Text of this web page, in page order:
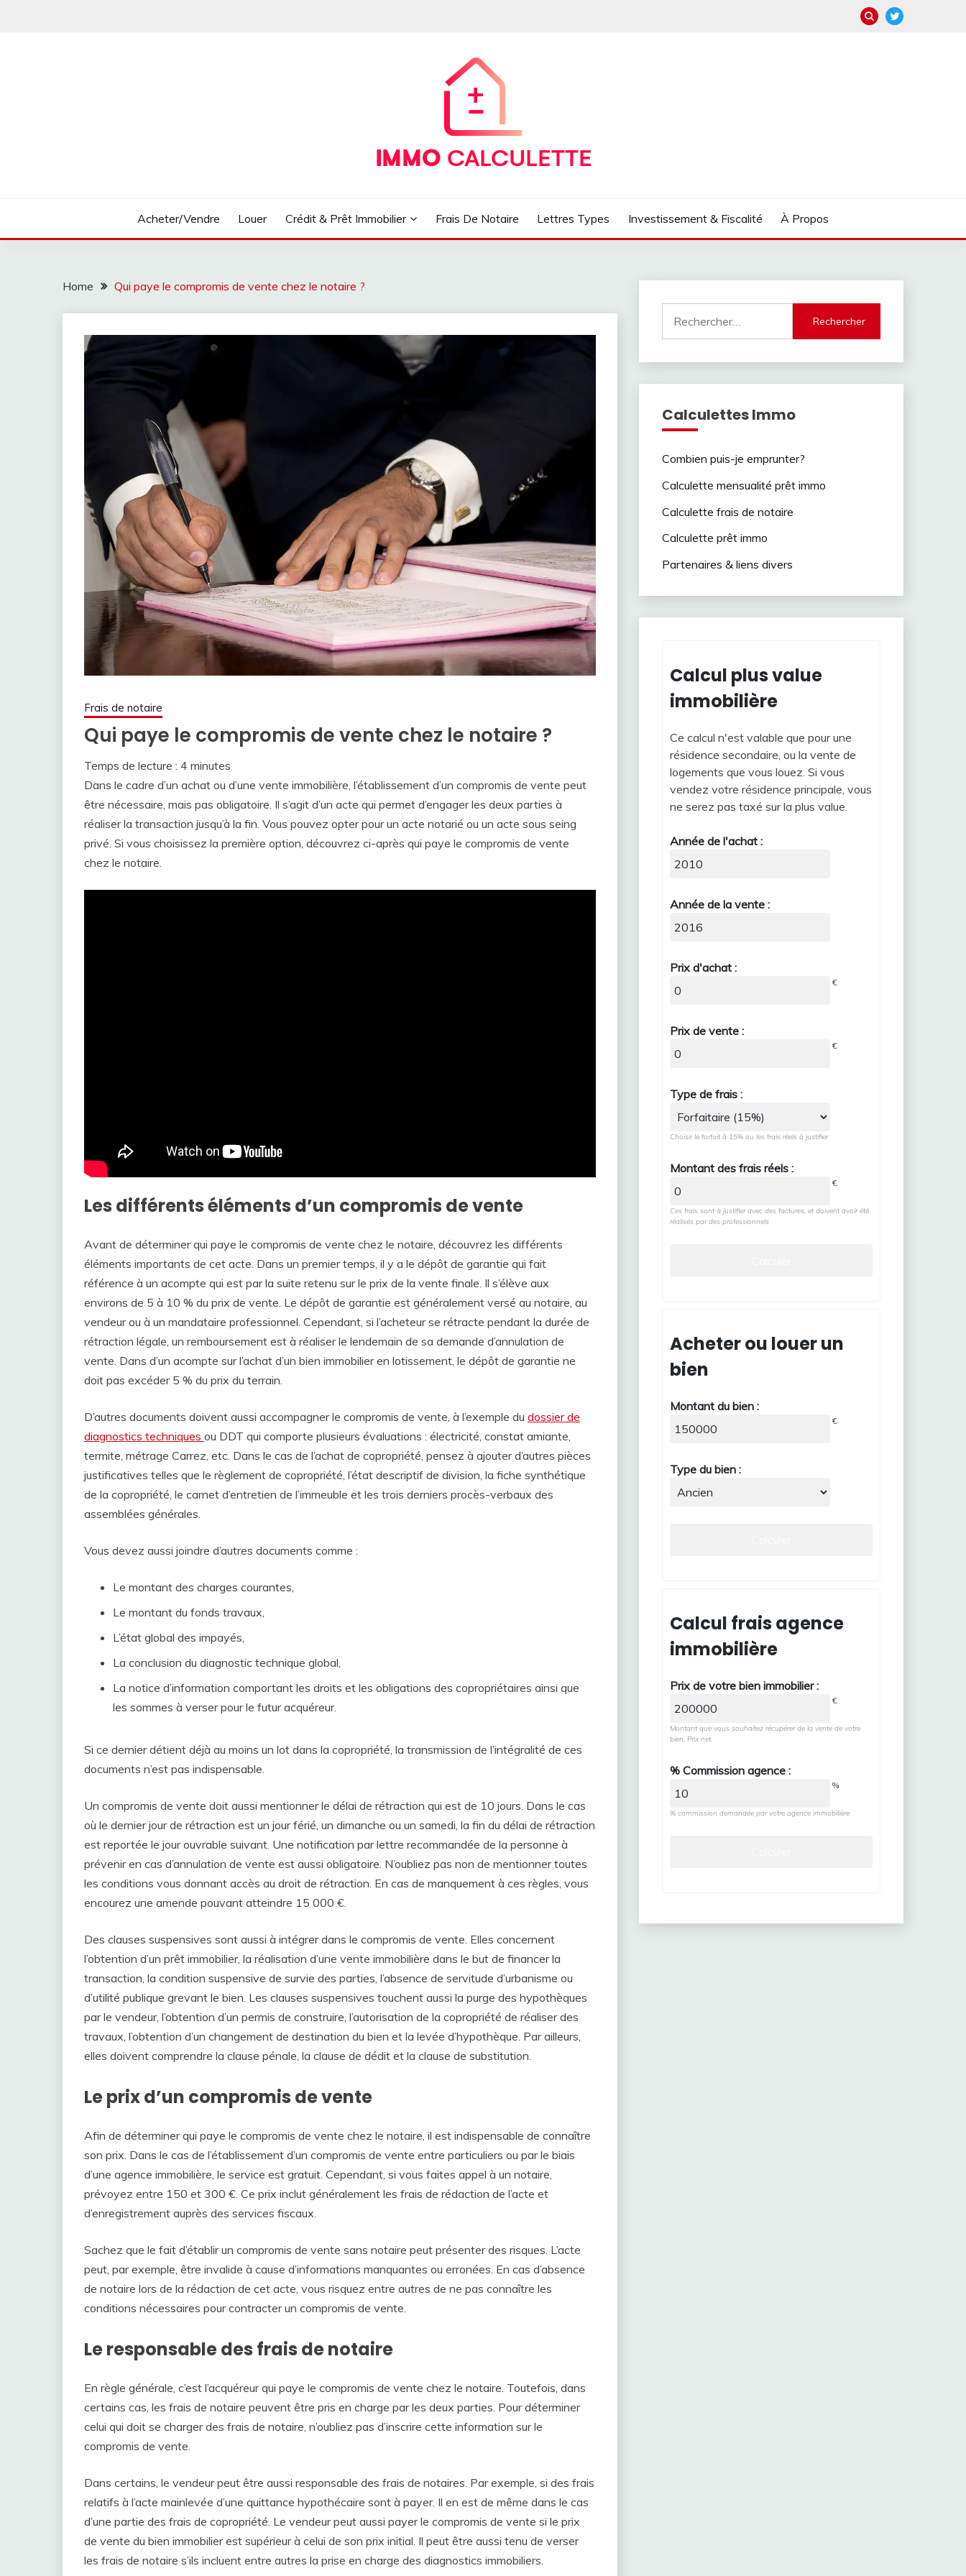
Acheter/Vendre Louer Crédit & Prêt Immobilier Frais De Notaire Lettres Types Investissement & Fiscalité À Propos
Home Qui paye le compromis de vente chez le notaire ?
Frais de notaire
Qui paye le compromis de vente chez le notaire ?
Temps de lecture : 4 minutes
Dans le cadre d’un achat ou d’une vente immobilière, l’établissement d’un compromis de vente peut
être nécessaire, mais pas obligatoire. Il s’agit d’un acte qui permet d’engager les deux parties à
réaliser la transaction jusqu’à la fin. Vous pouvez opter pour un acte notarié ou un acte sous seing
privé. Si vous choisissez la première option, découvrez ci-après qui paye le compromis de vente
chez le notaire.
Les différents éléments d’un compromis de vente
Avant de déterminer qui paye le compromis de vente chez le notaire, découvrez les différents
éléments importants de cet acte. Dans un premier temps, il y a le dépôt de garantie qui fait
référence à un acompte qui est par la suite retenu sur le prix de la vente finale. Il s’élève aux
environs de 5 à 10 % du prix de vente. Le dépôt de garantie est généralement versé au notaire, au
vendeur ou à un mandataire professionnel. Cependant, si l’acheteur se rétracte pendant la durée de
rétraction légale, un remboursement est à réaliser le lendemain de sa demande d’annulation de
vente. Dans d’un acompte sur l’achat d’un bien immobilier en lotissement, le dépôt de garantie ne
doit pas excéder 5 % du prix du terrain.
D’autres documents doivent aussi accompagner le compromis de vente, à l’exemple du dossier de
diagnostics techniques ou DDT qui comporte plusieurs évaluations : électricité, constat amiante,
termite, métrage Carrez, etc. Dans le cas de l’achat de copropriété, pensez à ajouter d’autres pièces
justificatives telles que le règlement de copropriété, l’état descriptif de division, la fiche synthétique
de la copropriété, le carnet d’entretien de l’immeuble et les trois derniers procès-verbaux des
assemblées générales.
Vous devez aussi joindre d’autres documents comme :
Le montant des charges courantes,
Le montant du fonds travaux,
L’état global des impayés,
La conclusion du diagnostic technique global,
La notice d’information comportant les droits et les obligations des copropriétaires ainsi que
les sommes à verser pour le futur acquéreur.
Si ce dernier détient déjà au moins un lot dans la copropriété, la transmission de l’intégralité de ces
documents n’est pas indispensable.
Un compromis de vente doit aussi mentionner le délai de rétraction qui est de 10 jours. Dans le cas
où le dernier jour de rétraction est un jour férié, un dimanche ou un samedi, la fin du délai de rétraction
est reportée le jour ouvrable suivant. Une notification par lettre recommandée de la personne à
prévenir en cas d’annulation de vente est aussi obligatoire. N’oubliez pas non de mentionner toutes
les conditions vous donnant accès au droit de rétraction. En cas de manquement à ces règles, vous
encourez une amende pouvant atteindre 15 000 €.
Des clauses suspensives sont aussi à intégrer dans le compromis de vente. Elles concernent
l’obtention d’un prêt immobilier, la réalisation d’une vente immobilière dans le but de financer la
transaction, la condition suspensive de survie des parties, l’absence de servitude d’urbanisme ou
d’utilité publique grevant le bien. Les clauses suspensives touchent aussi la purge des hypothèques
par le vendeur, l’obtention d’un permis de construire, l’autorisation de la copropriété de réaliser des
travaux, l’obtention d’un changement de destination du bien et la levée d’hypothèque. Par ailleurs,
elles doivent comprendre la clause pénale, la clause de dédit et la clause de substitution.
Le prix d’un compromis de vente
Afin de déterminer qui paye le compromis de vente chez le notaire, il est indispensable de connaître
son prix. Dans le cas de l’établissement d’un compromis de vente entre particuliers ou par le biais
d’une agence immobilière, le service est gratuit. Cependant, si vous faites appel à un notaire,
prévoyez entre 150 et 300 €. Ce prix inclut généralement les frais de rédaction de l’acte et
d’enregistrement auprès des services fiscaux.
Sachez que le fait d’établir un compromis de vente sans notaire peut présenter des risques. L’acte
peut, par exemple, être invalide à cause d’informations manquantes ou erronées. En cas d’absence
de notaire lors de la rédaction de cet acte, vous risquez entre autres de ne pas connaître les
conditions nécessaires pour contracter un compromis de vente.
Le responsable des frais de notaire
En règle générale, c’est l’acquéreur qui paye le compromis de vente chez le notaire. Toutefois, dans
certains cas, les frais de notaire peuvent être pris en charge par les deux parties. Pour déterminer
celui qui doit se charger des frais de notaire, n’oubliez pas d’inscrire cette information sur le
compromis de vente.
Dans certains, le vendeur peut être aussi responsable des frais de notaires. Par exemple, si des frais
relatifs à l’acte mainlevée d’une quittance hypothécaire sont à payer. Il en est de même dans le cas
d’une partie des frais de copropriété. Le vendeur peut aussi payer le compromis de vente si le prix
de vente du bien immobilier est supérieur à celui de son prix initial. Il peut être aussi tenu de verser
les frais de notaire s’ils incluent entre autres la prise en charge des diagnostics immobiliers.
Calculettes Immo
Combien puis-je emprunter?
Calculette mensualité prêt immo
Calculette frais de notaire
Calculette prêt immo
Partenaires & liens divers
Calcul plus value
immobilière
Ce calcul n'est valable que pour une
résidence secondaire, ou la vente de
logements que vous louez. Si vous
vendez votre résidence principale, vous
ne serez pas taxé sur la plus value.
Année de l'achat :
Année de la vente :
Prix d'achat :
€
Prix de vente :
€
Type de frais :
Choisir le forfait à 15% ou les frais réels à justifier
Montant des frais réels :
€
Ces frais sont à justifier avec des factures, et doivent avoir été
réalisés par des professionnels
Acheter ou louer un
bien
Montant du bien :
€
Type du bien :
Calcul frais agence
immobilière
Prix de votre bien immobilier :
€
Montant que vous souhaitez récupérer de la vente de votre
bien. Prix net.
% Commission agence :
%
% commission demandée par votre agence immobilière